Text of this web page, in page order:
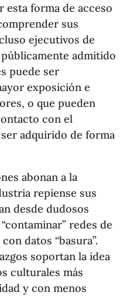
esta forma de acceso
sus
ejecutivos de
admitido
puede ser
exposición e
o que pueden
con el
adquirido de forma
abonan a la
repiense sus
desde dudosos
redes de
datos “basura”.
soportan la idea
culturales más
y con menos